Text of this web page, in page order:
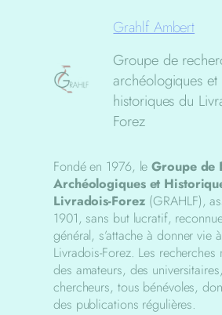
Grahlf Ambert
Groupe de
archéologiques et
historiques du
Forez
Fondé en 1976, leGroupe de
Archéologiques et
Livradois-Forez (GRAHLF),
1901, sans but lucratif,
général, s’attache à donner vie
Livradois-Forez. Les recherches
des amateurs, des
chercheurs, tous bénévoles,
des publications régulières.